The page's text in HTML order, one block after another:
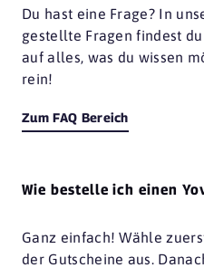
Du hast eine Frage? In
gestellte Fragen findest
auf alles, was du wissen
rein!
Zum FAQ Bereich
Wie bestelle ich einen
Ganz einfach! Wähle
der Gutscheine aus.